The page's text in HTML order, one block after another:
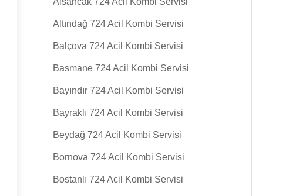
Altındağ 724 Acil Kombi Servisi
Balçova 724 Acil Kombi Servisi
Basmane 724 Acil Kombi Servisi
Bayındır 724 Acil Kombi Servisi
Bayraklı 724 Acil Kombi Servisi
Beydağ 724 Acil Kombi Servisi
Bornova 724 Acil Kombi Servisi
Bostanlı 724 Acil Kombi Servisi